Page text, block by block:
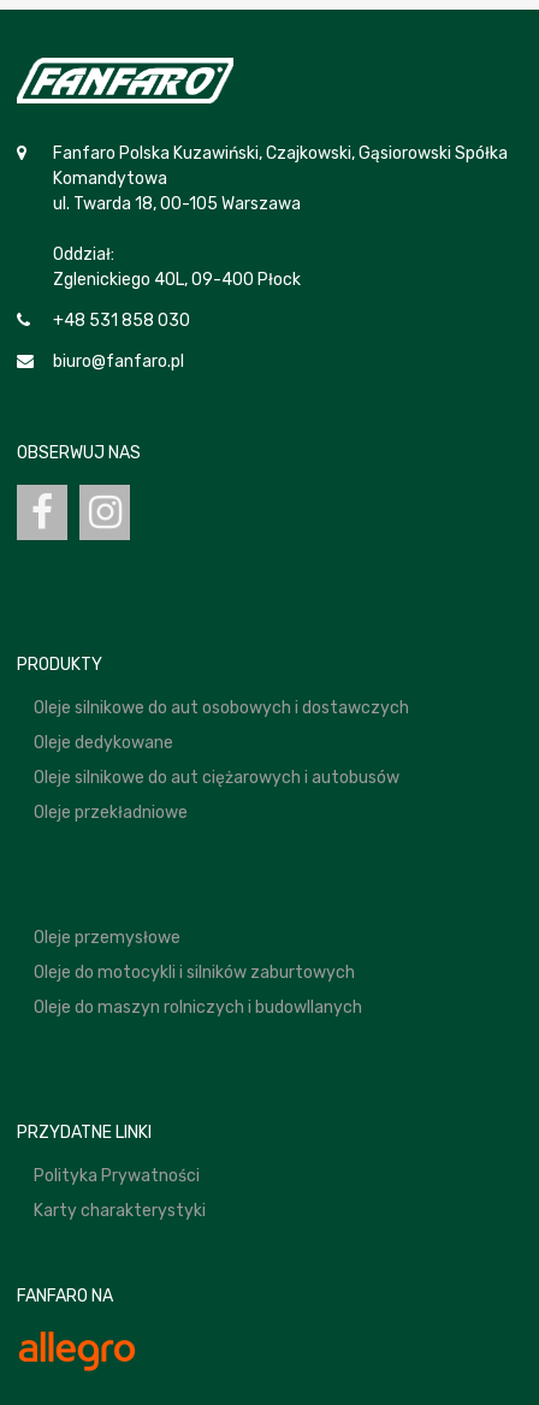
Fanfaro Polska Kuzawiński, Czajkowski, Gąsiorowski Spółka
Komandytowa
ul. Twarda 18, 00-105 Warszawa
Oddział:
Zglenickiego 40L, 09-400 Płock
+48 531 858 030
biuro@fanfaro.pl
OBSERWUJ NAS
PRODUKTY
Oleje silnikowe do aut osobowych i dostawczych
Oleje dedykowane
Oleje silnikowe do aut ciężarowych i autobusów
Oleje przekładniowe
Oleje przemysłowe
Oleje do motocykli i silników zaburtowych
Oleje do maszyn rolniczych i budowllanych
PRZYDATNE LINKI
Polityka Prywatności
Karty charakterystyki
FANFARO NA